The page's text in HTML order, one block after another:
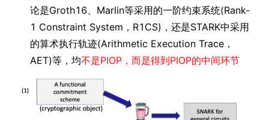
论是Groth16、Marlin等采用的一阶约束系统(Rank-
1 Constraint System，R1CS)，还是STARK中采用
的算术执行轨迹(Arithmetic Execution Trace，
AET)等，均不是PIOP，而是得到PIOP的中间环节